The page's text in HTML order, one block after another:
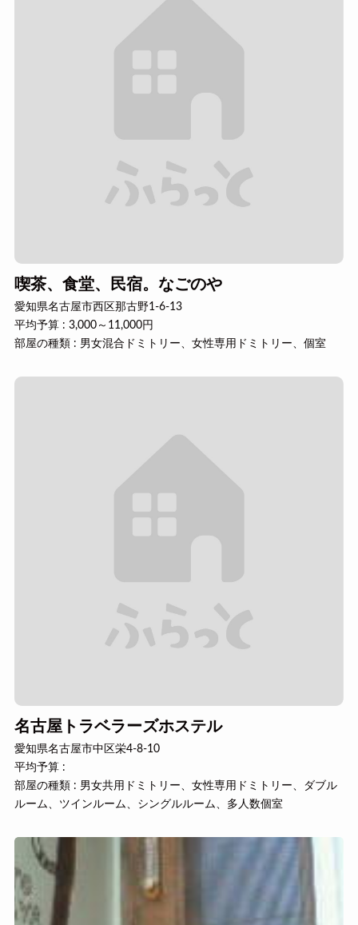
喫茶、食堂、民宿。なごのや
愛知県名古屋市西区那古野1-6-13
平均予算 : 3,000～11,000円
部屋の種類 : 男女混合ドミトリー、女性専用ドミトリー、個室
名古屋トラベラーズホステル
愛知県名古屋市中区栄4-8-10
平均予算 :
部屋の種類 : 男女共用ドミトリー、女性専用ドミトリー、ダブル
ルーム、ツインルーム、シングルルーム、多人数個室